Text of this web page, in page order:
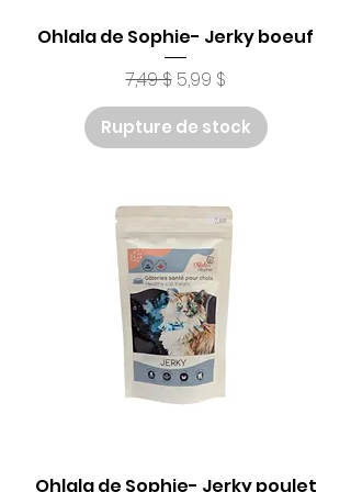
Ohlala de Sophie- Jerky boeuf
Prix original
7,49 $ Prix promotionnel
5,99 $
Rupture de stock
Ohlala de Sophie- Jerky poulet